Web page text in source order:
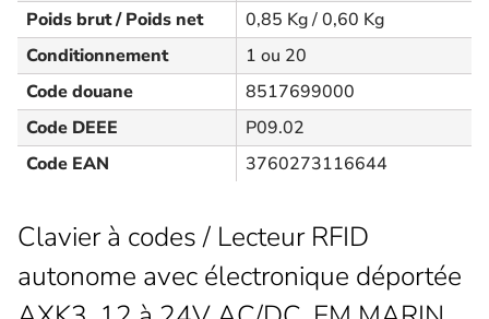
Poids brut / Poids net
0,85 Kg / 0,60 Kg
Conditionnement
1 ou 20
Code douane
8517699000
Code DEEE
P09.02
Code EAN
3760273116644
Clavier à codes / Lecteur RFID
autonome avec électronique déportée